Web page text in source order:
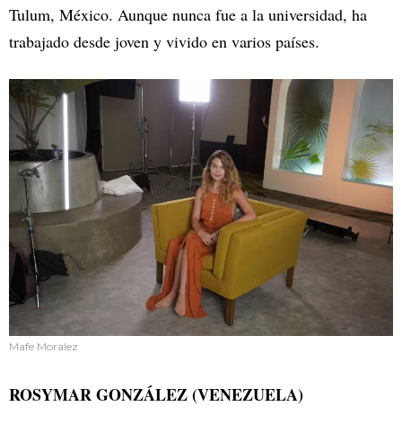
Tulum, México. Aunque nunca fue a la universidad, ha
trabajado desde joven y vivido en varios países.
Mafe Moralez
ROSYMAR GONZÁLEZ (VENEZUELA)